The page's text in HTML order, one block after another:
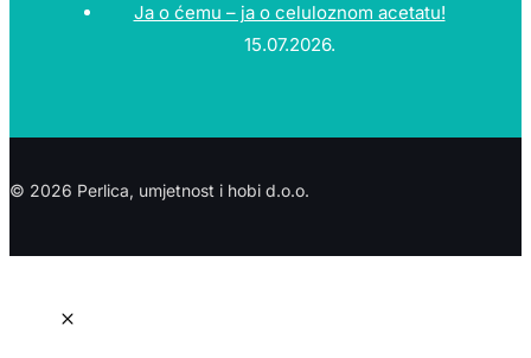
Ja o ćemu – ja o celuloznom acetatu!
15.07.2026.
© 2026 Perlica, umjetnost i hobi d.o.o.